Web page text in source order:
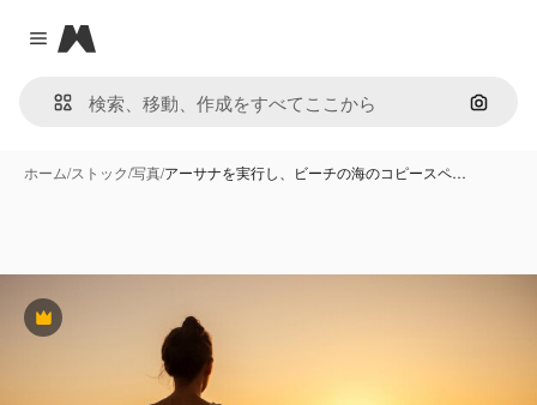
Close menu
Magnific
画像で
ホーム/ストック/写真/アーサナを実行し、ビーチの海のコピースペ…
Premium